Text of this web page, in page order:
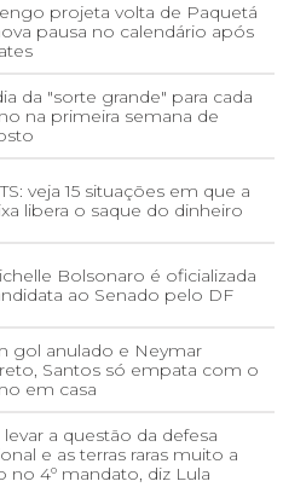
projeta volta de Paquetá
pausa no calendário após
da "sorte grande" para cada
na primeira semana de
veja 15 situações em que a
libera o saque do dinheiro
Bolsonaro é oficializada
ao Senado pelo DF
gol anulado e Neymar
Santos só empata com o
em casa
levar a questão da defesa
e as terras raras muito a
no 4º mandato, diz Lula